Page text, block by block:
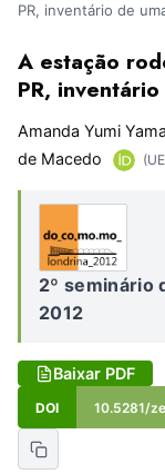
PR, inventário de
A estação
PR,
Amanda Yumi
de Macedo
2º seminário
2012
Baixar PDF
DOI 10.5281/